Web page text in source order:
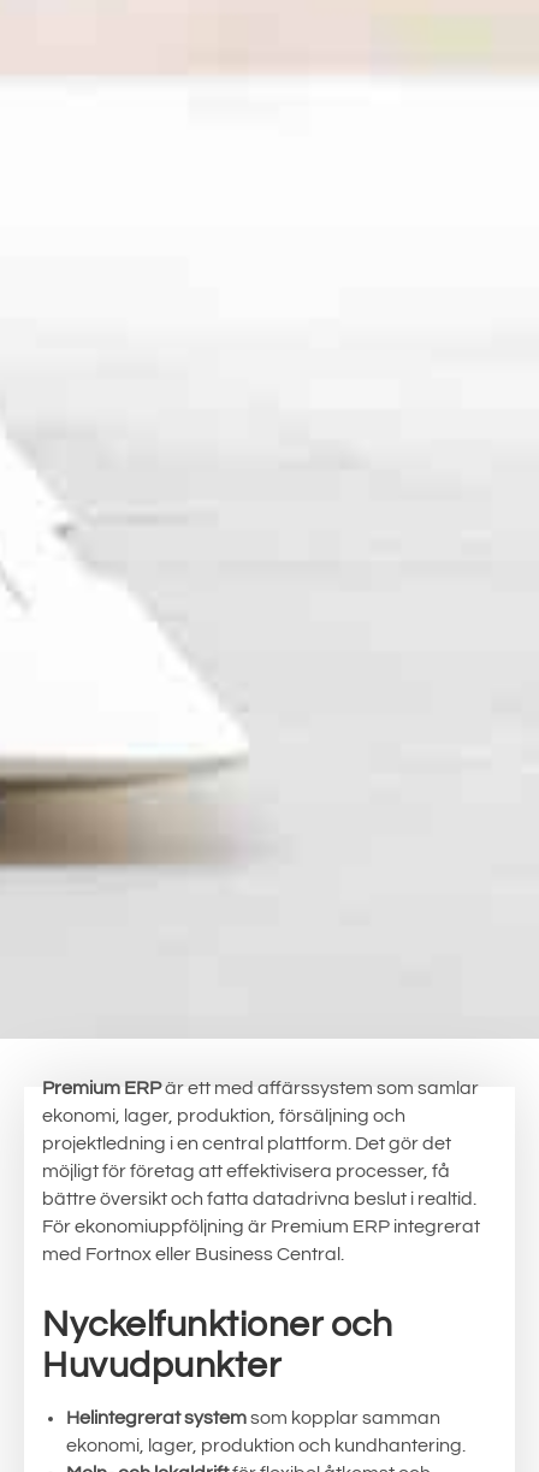
Premium ERPär ett med affärssystem som samlar
ekonomi, lager, produktion, försäljning och
projektledning i en central plattform. Det gör det
möjligt för företag att effektivisera processer, få
bättre översikt och fatta datadrivna beslut i realtid.
För ekonomiuppföljning är Premium ERP integrerat
med Fortnox eller Business Central.
Nyckelfunktioner och
Huvudpunkter
Helintegrerat systemsom kopplar samman
ekonomi, lager, produktion och kundhantering.